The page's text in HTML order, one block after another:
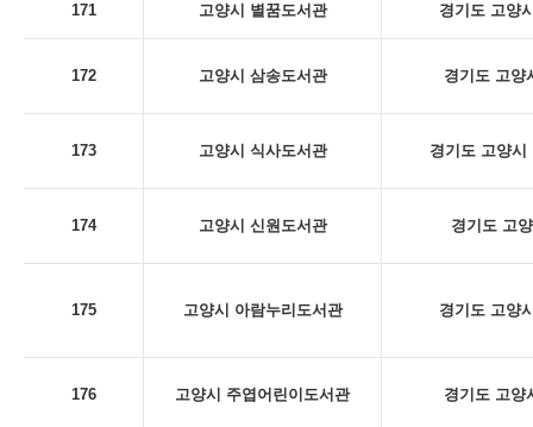
171 고양시 별꿈도서관 경기도 고양
172 고양시 삼송도서관 경기도 고양
173 고양시 식사도서관 경기도 고양시
174 고양시 신원도서관 경기도 고
175 고양시 아람누리도서관 경기도 고양
176 고양시 주엽어린이도서관 경기도 고양